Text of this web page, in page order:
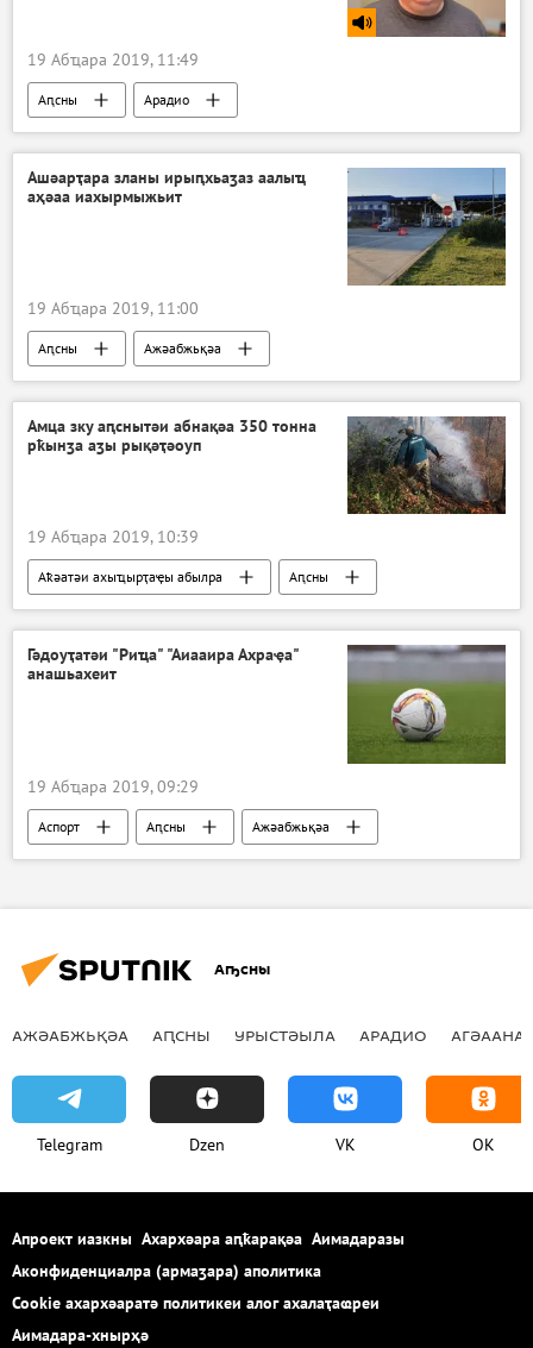
19 Абҵара 2019, 11:49
Аԥсны Арадио
Ашәарҭара зланы ирыԥхьаӡаз аалыҵ
аҳәаа иахырмыжьит
19 Абҵара 2019, 11:00
Аԥсны Ажәабжьқәа
Амца зку аԥснытәи абнақәа 350 тонна
рҟынӡа аӡы рықәҭәоуп
19 Абҵара 2019, 10:39
Аҟәатәи ахыҵырҭаҿы абылра
Аԥсны
Ажәабжьқәа
Гәдоуҭатәи "Риҵа" "Аиааира Ахраҿа"
анашьахеит
19 Абҵара 2019, 09:29
Аспорт Аԥсны Ажәабжьқәа
Аҧсны
АЖӘАБЖЬҚӘА АԤСНЫ УРЫСТӘЫЛА АРАДИО
Telegram Dzen VK OK
Апроект иазкны Ахархәара аԥҟарақәа Аимадаразы
Аконфиденциалра (армаӡара) аполитика
Cookie ахархәаратә политикеи алог ахалаҭаҩреи
Аимадара-хнырҳә